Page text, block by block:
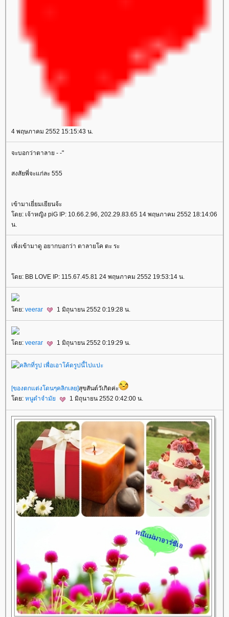
4 พฤษภาคม 2552 15:15:43 น.
จะบอกว่าตาลาย - -"
สงสัยพี่จะแก่ละ 555
เข้ามาเยี่ยมเยียนจ้ะ
โดย: เจ้าหญิง piG IP: 10.66.2.96, 202.29.83.65 14 พฤษภาคม 2552 18:14:06
น.
เพิ่งเข้ามาดู อยากบอกว่า ตาลายโค ตะ ระ
โดย: BB LOVE IP: 115.67.45.81 24 พฤษภาคม 2552 19:53:14 น.
โดย: veerar 1 มิถุนายน 2552 0:19:28 น.
โดย: veerar 1 มิถุนายน 2552 0:19:29 น.
[ของตกแต่งโดนๆคลิกเลย]สุขสันต์วัเกิดค่ะ
โดย: หนูดำจำมัย 1 มิถุนายน 2552 0:42:00 น.